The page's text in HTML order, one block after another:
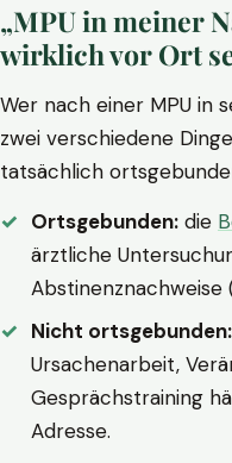
„MPU in meiner
wirklich vor Ort
Wer nach einer MPU in
zwei verschiedene
tatsächlich
Ortsgebunden: die
ärztliche
Abstinenznachweise
Nicht ortsgebunden:
Ursachenarbeit,
Gesprächstraining
Adresse.